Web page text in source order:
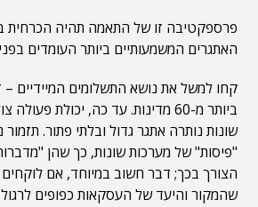
פרספקטיבה זו של התאמה תהיה הכרחית
האתגרים המשמעותיים ביותר העומדים
קחו למשל את נושא התשלומים המיידיים –
ביותר מ-60 מדינות. עד כה, יכולת
שונות נותרה אתגר גדול ובלתי פתור.
"פיסות" של מערכות שונות, כך שהן
הצורך בכך; דבר חשוב במיוחד, אם
שהמקור והיעד של העסקאות כפופים